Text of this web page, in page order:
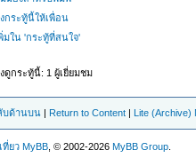
กระทู้นี้ให้เพื่อน
มใน 'กระทู้ที่สนใจ'
ดูกระทู้นี้: 1 ผู้เยี่ยมชม
บด้านบน | Return to Content | Lite (Archive)
ที่ยว MyBB , © 2002-2026MyBB Group